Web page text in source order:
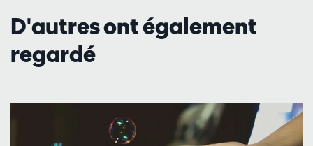
D'autres ont également
regardé